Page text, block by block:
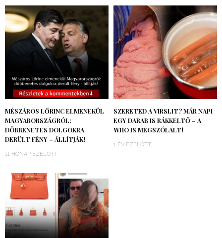
MÉSZÁROS LŐRINC ELMENEKÜL
MAGYARORSZÁGRÓL:
DÖBBENETES DOLGOKRA
DERÜLT FÉNY – ÁLLÍTJÁK!
11 HÓNAP EZELŐTT
SZERETED A VIRSLIT? MÁR NAPI
EGY DARAB IS RÁKKELTŐ – A
WHO IS MEGSZÓLALT!
1 ÉV EZELŐTT